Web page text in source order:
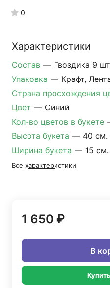
0
Характеристики
Состав — Гвоздика 9
Упаковка — Крафт,
Страна просхождения
Цвет — Синий
Кол-во цветов в букете
Высота букета — 40 см.
Ширина букета — 15 см.
Все характеристики
1 650 ₽
В